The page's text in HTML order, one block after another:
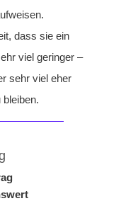
dass sie ein
viel geringer –
sehr viel eher
bleiben.